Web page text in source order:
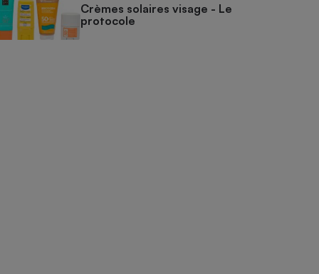
Crèmes solaires visage - Le
protocole